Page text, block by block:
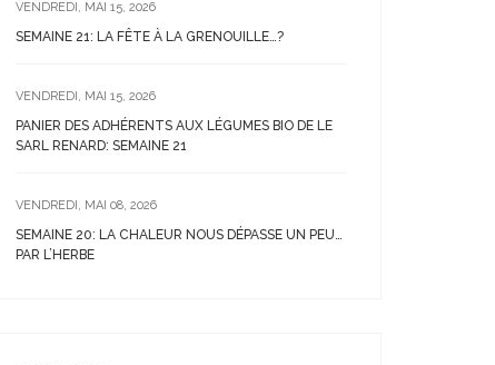
VENDREDI, MAI 15, 2026
SEMAINE 21: LA FÊTE À LA GRENOUILLE…?
VENDREDI, MAI 15, 2026
PANIER DES ADHÉRENTS AUX LÉGUMES BIO DE LE
SARL RENARD: SEMAINE 21
VENDREDI, MAI 08, 2026
SEMAINE 20: LA CHALEUR NOUS DÉPASSE UN PEU…
PAR L’HERBE